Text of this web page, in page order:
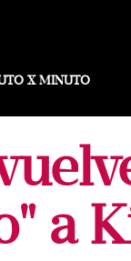
X MINUTO
a